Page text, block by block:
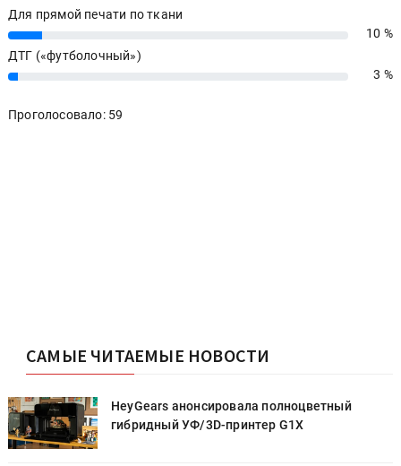
Для прямой печати по ткани
10%
10 %
ДТГ («футболочный»)
3% 3 %
Проголосовало: 59
САМЫЕ ЧИТАЕМЫЕ НОВОСТИ
HeyGears анонсировала полноцветный
гибридный УФ/3D-принтер G1X